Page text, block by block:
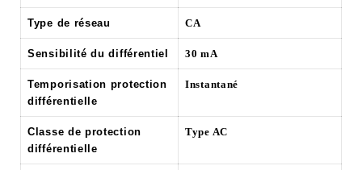
Type de réseau CA
Sensibilité du différentiel 30 mA
Temporisation protection
différentielle
Instantané
Classe de protection
différentielle
Type AC